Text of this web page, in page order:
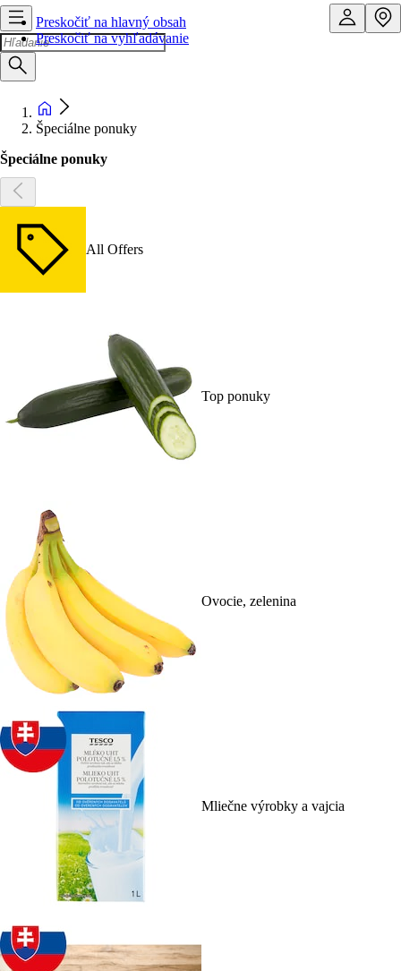
Preskočiť na hlavný obsah
Preskočiť na vyhľadávanie
Špeciálne ponuky
Špeciálne ponuky
All Offers
Top ponuky
Ovocie, zelenina
Mliečne výrobky a vajcia